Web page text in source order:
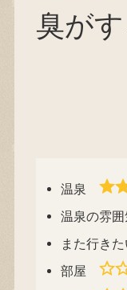
臭が
温泉
温泉の雰
また行き
部屋